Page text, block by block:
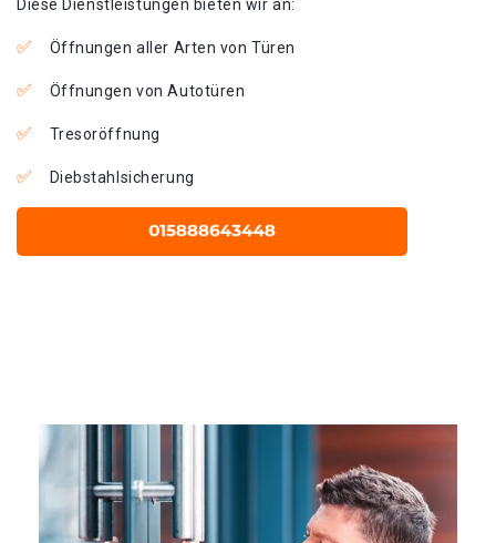
Diese Dienstleistungen bieten wir an:
Öffnungen aller Arten von Türen
Öffnungen von Autotüren
Tresoröffnung
Diebstahlsicherung